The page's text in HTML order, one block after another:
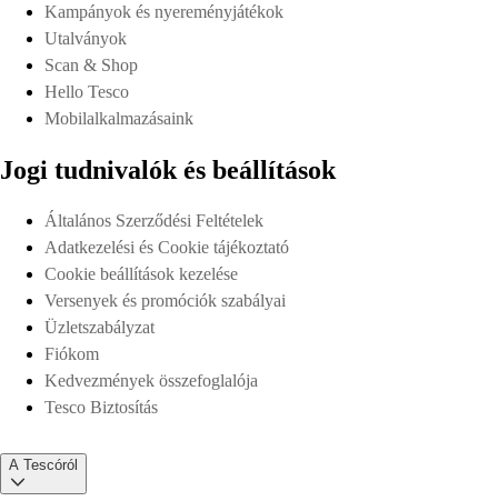
Kampányok és nyereményjátékok
Utalványok
Scan & Shop
Hello Tesco
Mobilalkalmazásaink
Jogi tudnivalók és beállítások
Általános Szerződési Feltételek
Adatkezelési és Cookie tájékoztató
Cookie beállítások kezelése
Versenyek és promóciók szabályai
Üzletszabályzat
Fiókom
Kedvezmények összefoglalója
Tesco Biztosítás
A Tescóról